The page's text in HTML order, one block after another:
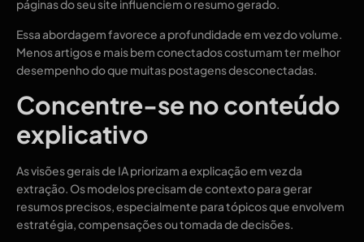
páginas do seu site influenciem o resumo gerado.
Essa abordagem favorece a profundidade em vez do volume.
Menos artigos e mais bem conectados costumam ter melhor
desempenho do que muitas postagens desconectadas.
Concentre-se no conteúdo
explicativo
As visões gerais de IA priorizam a explicação em vez da
extração. Os modelos precisam de contexto para gerar
resumos precisos, especialmente para tópicos que envolvem
estratégia, compensações ou tomada de decisões.